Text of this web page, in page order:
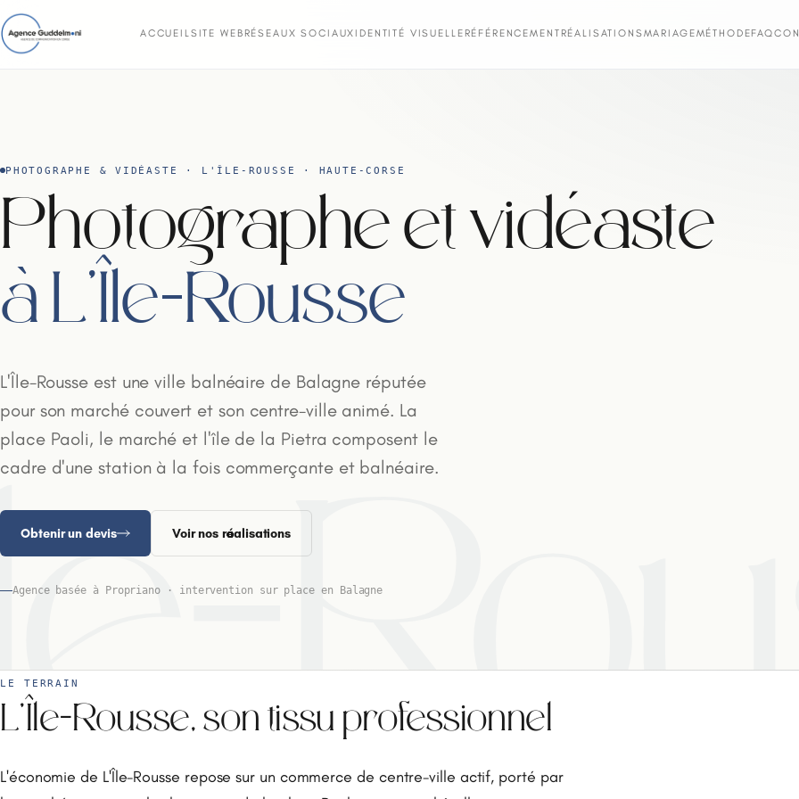
ACCUEILSITE WEB RÉSEAUX SOCIAUX IDENTITÉ VISUELLE RÉFÉRENCEMENT RÉALISATIONSMARIAGEMÉTHODEFAQ
PHOTOGRAPHE & VIDÉASTE · L'ÎLE-ROUSSE · HAUTE-CORSE
Photographe et vidéaste
à L'Île-Rousse
L'Île-Rousse est une ville balnéaire de Balagne réputée
pour son marché couvert et son centre-ville animé. La
place Paoli, le marché et l'île de la Pietra composent le
cadre d'une station à la fois commerçante et balnéaire.
Obtenir un devis Voir nos réalisations
Agence basée à Propriano · intervention sur place en Balagne
LE TERRAIN
L'Île-Rousse, son tissu professionnel
L'économie de L'Île-Rousse repose sur un commerce de centre-ville actif, porté par